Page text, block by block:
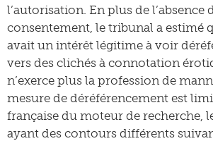
l’autorisation. En plus de l’absence
consentement, le tribunal a estimé
avait un intérêt légitime à voir
vers des clichés à connotation
n’exerce plus la profession de
mesure de déréférencement est
française du moteur de recherche,
ayant des contours différents